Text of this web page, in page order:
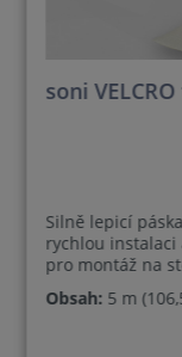
soni
Silně lepicí
rychlou instalaci
pro montáž na stěnu) Naše páska soni
ideální pro
soni COMFORT, soni CIRCLE nebo soni HEXAGON.
Obsah: 5 m